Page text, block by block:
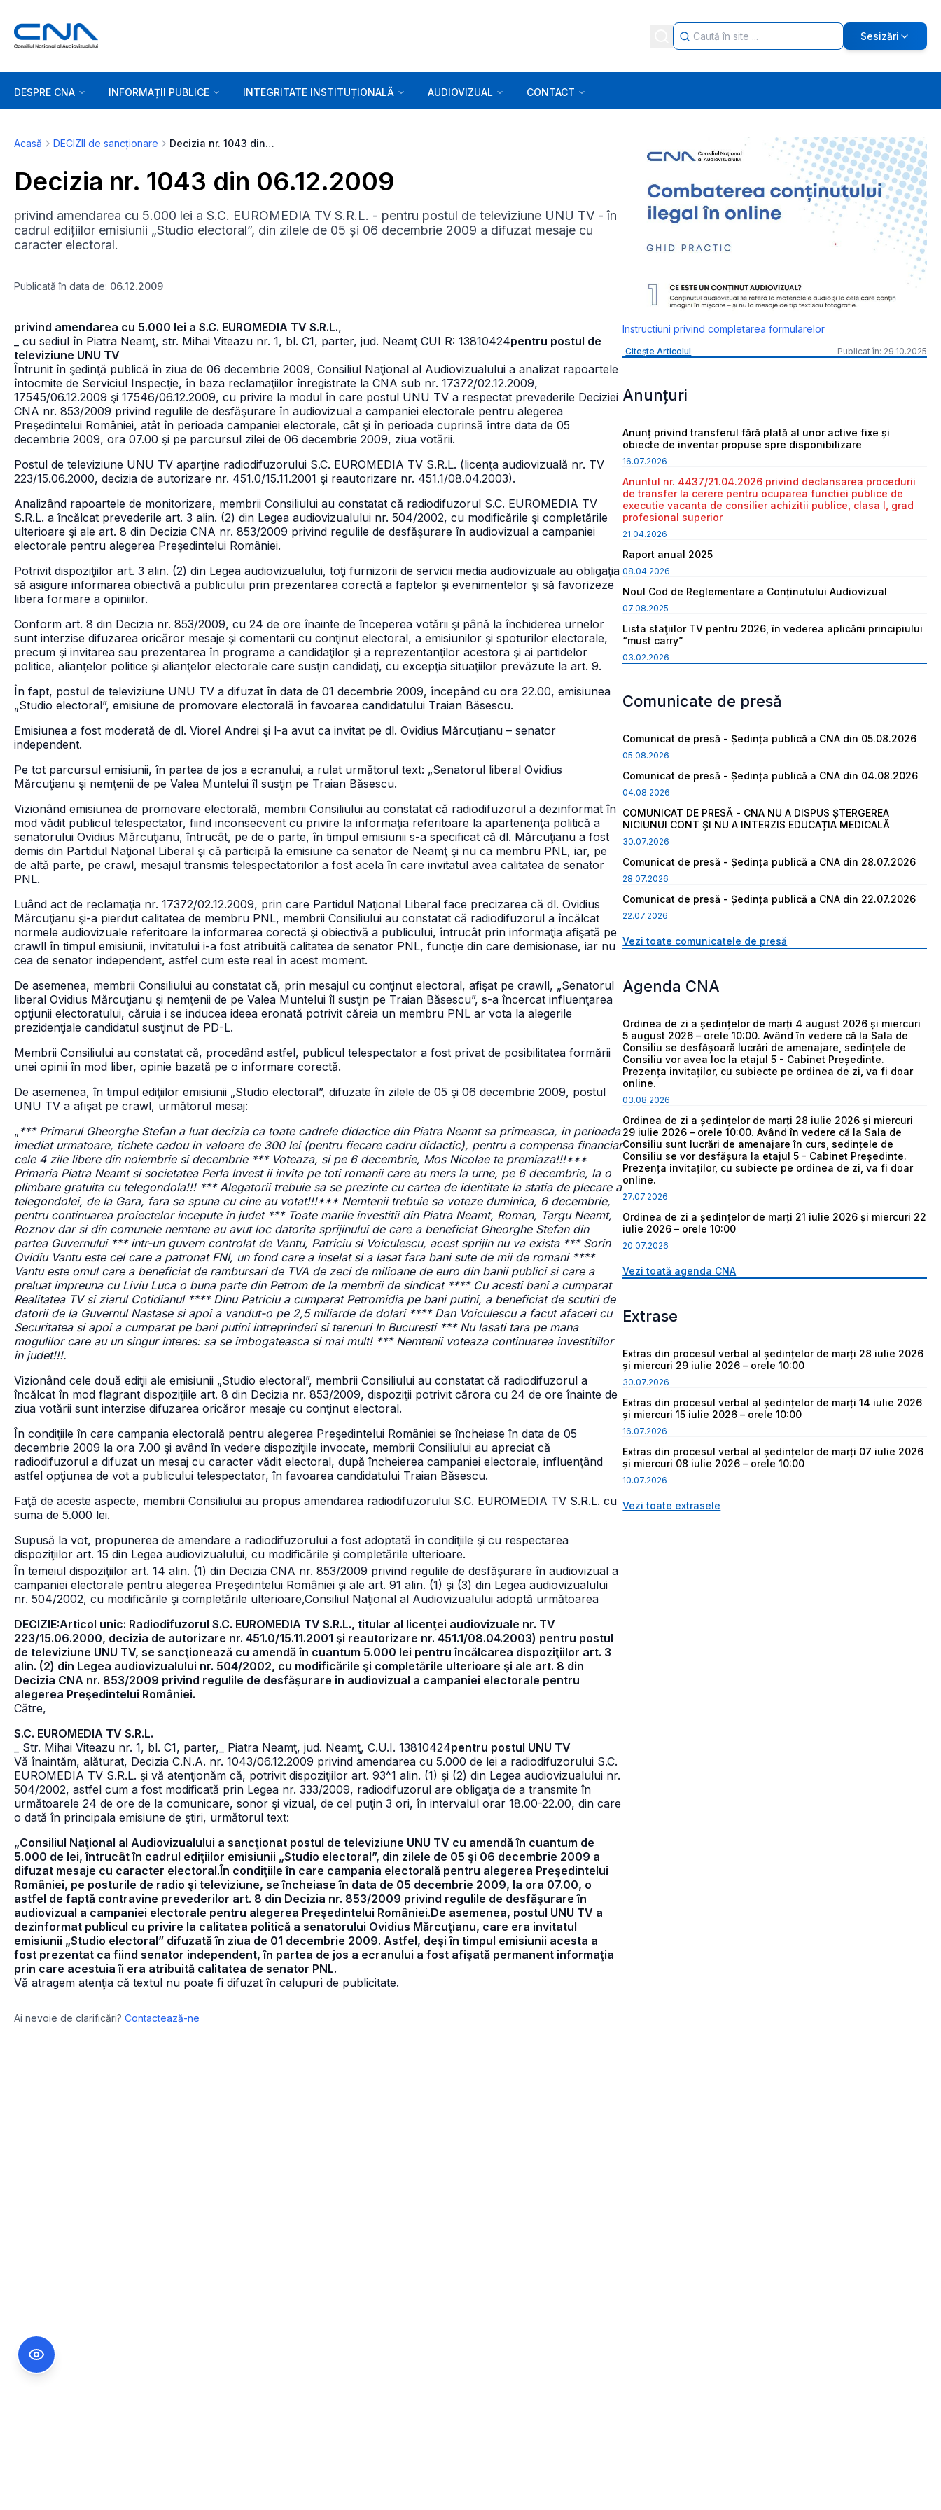
Sesizări
DESPRE CNA INFORMAȚII PUBLICE INTEGRITATE INSTITUȚIONALĂ AUDIOVIZUAL CONTACT
Acasă DECIZII de sancționare Decizia nr. 1043 din 06.12.2009
Decizia nr. 1043 din 06.12.2009
privind amendarea cu 5.000 lei a S.C. EUROMEDIA TV S.R.L. - pentru postul de televiziune UNU TV - în
cadrul edițiilor emisiunii „Studio electoral”, din zilele de 05 și 06 decembrie 2009 a difuzat mesaje cu
caracter electoral.
Publicată în data de: 06.12.2009
privind amendarea cu 5.000 lei a S.C. EUROMEDIA TV S.R.L.,
_ cu sediul în Piatra Neamţ, str. Mihai Viteazu nr. 1, bl. C1, parter, jud. Neamţ CUI R: 13810424pentru postul de
televiziune UNU TV
Întrunit în şedinţă publică în ziua de 06 decembrie 2009, Consiliul Naţional al Audiovizualului a analizat rapoartele
întocmite de Serviciul Inspecţie, în baza reclamaţiilor înregistrate la CNA sub nr. 17372/02.12.2009,
17545/06.12.2009 şi 17546/06.12.2009, cu privire la modul în care postul UNU TV a respectat prevederile Deciziei
CNA nr. 853/2009 privind regulile de desfăşurare în audiovizual a campaniei electorale pentru alegerea
Preşedintelui României, atât în perioada campaniei electorale, cât şi în perioada cuprinsă între data de 05
decembrie 2009, ora 07.00 şi pe parcursul zilei de 06 decembrie 2009, ziua votării.
Postul de televiziune UNU TV aparţine radiodifuzorului S.C. EUROMEDIA TV S.R.L. (licenţa audiovizuală nr. TV
223/15.06.2000, decizia de autorizare nr. 451.0/15.11.2001 şi reautorizare nr. 451.1/08.04.2003).
Analizând rapoartele de monitorizare, membrii Consiliului au constatat că radiodifuzorul S.C. EUROMEDIA TV
S.R.L. a încălcat prevederile art. 3 alin. (2) din Legea audiovizualului nr. 504/2002, cu modificările şi completările
ulterioare şi ale art. 8 din Decizia CNA nr. 853/2009 privind regulile de desfăşurare în audiovizual a campaniei
electorale pentru alegerea Preşedintelui României.
Potrivit dispoziţiilor art. 3 alin. (2) din Legea audiovizualului, toţi furnizorii de servicii media audiovizuale au obligaţia
să asigure informarea obiectivă a publicului prin prezentarea corectă a faptelor şi evenimentelor şi să favorizeze
libera formare a opiniilor.
Conform art. 8 din Decizia nr. 853/2009, cu 24 de ore înainte de începerea votării şi până la închiderea urnelor
sunt interzise difuzarea oricăror mesaje şi comentarii cu conţinut electoral, a emisiunilor şi spoturilor electorale,
precum şi invitarea sau prezentarea în programe a candidaţilor şi a reprezentanţilor acestora şi ai partidelor
politice, alianţelor politice şi alianţelor electorale care susţin candidaţi, cu excepţia situaţiilor prevăzute la art. 9.
În fapt, postul de televiziune UNU TV a difuzat în data de 01 decembrie 2009, începând cu ora 22.00, emisiunea
„Studio electoral”, emisiune de promovare electorală în favoarea candidatului Traian Băsescu.
Emisiunea a fost moderată de dl. Viorel Andrei şi l-a avut ca invitat pe dl. Ovidius Mărcuţianu – senator
independent.
Pe tot parcursul emisiunii, în partea de jos a ecranului, a rulat următorul text: „Senatorul liberal Ovidius
Mărcuţianu şi nemţenii de pe Valea Muntelui îl susţin pe Traian Băsescu.
Vizionând emisiunea de promovare electorală, membrii Consiliului au constatat că radiodifuzorul a dezinformat în
mod vădit publicul telespectator, fiind inconsecvent cu privire la informaţia referitoare la apartenenţa politică a
senatorului Ovidius Mărcuţianu, întrucât, pe de o parte, în timpul emisiunii s-a specificat că dl. Mărcuţianu a fost
demis din Partidul Naţional Liberal şi că participă la emisiune ca senator de Neamţ şi nu ca membru PNL, iar, pe
de altă parte, pe crawl, mesajul transmis telespectatorilor a fost acela în care invitatul avea calitatea de senator
PNL.
Luând act de reclamaţia nr. 17372/02.12.2009, prin care Partidul Naţional Liberal face precizarea că dl. Ovidius
Mărcuţianu şi-a pierdut calitatea de membru PNL, membrii Consiliului au constatat că radiodifuzorul a încălcat
normele audiovizuale referitoare la informarea corectă şi obiectivă a publicului, întrucât prin informaţia afişată pe
crawll în timpul emisiunii, invitatului i-a fost atribuită calitatea de senator PNL, funcţie din care demisionase, iar nu
cea de senator independent, astfel cum este real în acest moment.
De asemenea, membrii Consiliului au constatat că, prin mesajul cu conţinut electoral, afişat pe crawll, „Senatorul
liberal Ovidius Mărcuţianu şi nemţenii de pe Valea Muntelui îl susţin pe Traian Băsescu”, s-a încercat influenţarea
opţiunii electoratului, căruia i se inducea ideea eronată potrivit căreia un membru PNL ar vota la alegerile
prezidenţiale candidatul susţinut de PD-L.
Membrii Consiliului au constatat că, procedând astfel, publicul telespectator a fost privat de posibilitatea formării
unei opinii în mod liber, opinie bazată pe o informare corectă.
De asemenea, în timpul ediţiilor emisiunii „Studio electoral”, difuzate în zilele de 05 şi 06 decembrie 2009, postul
UNU TV a afişat pe crawl, următorul mesaj:
„ *** Primarul Gheorghe Stefan a luat decizia ca toate cadrele didactice din Piatra Neamt sa primeasca, in perioada
imediat urmatoare, tichete cadou in valoare de 300 lei (pentru fiecare cadru didactic), pentru a compensa financiar
cele 4 zile libere din noiembrie si decembrie *** Voteaza, si pe 6 decembrie, Mos Nicolae te premiaza!!!***
Primaria Piatra Neamt si societatea Perla Invest ii invita pe toti romanii care au mers la urne, pe 6 decembrie, la o
plimbare gratuita cu telegondola!!! *** Alegatorii trebuie sa se prezinte cu cartea de identitate la statia de plecare a
telegondolei, de la Gara, fara sa spuna cu cine au votat!!!*** Nemtenii trebuie sa voteze duminica, 6 decembrie,
pentru continuarea proiectelor incepute in judet *** Toate marile investitii din Piatra Neamt, Roman, Targu Neamt,
Roznov dar si din comunele nemtene au avut loc datorita sprijinului de care a beneficiat Gheorghe Stefan din
partea Guvernului *** intr-un guvern controlat de Vantu, Patriciu si Voiculescu, acest sprijin nu va exista *** Sorin
Ovidiu Vantu este cel care a patronat FNI, un fond care a inselat si a lasat fara bani sute de mii de romani ****
Vantu este omul care a beneficiat de rambursari de TVA de zeci de milioane de euro din banii publici si care a
preluat impreuna cu Liviu Luca o buna parte din Petrom de la membrii de sindicat **** Cu acesti bani a cumparat
Realitatea TV si ziarul Cotidianul **** Dinu Patriciu a cumparat Petromidia pe bani putini, a beneficiat de scutiri de
datorii de la Guvernul Nastase si apoi a vandut-o pe 2,5 miliarde de dolari **** Dan Voiculescu a facut afaceri cu
Securitatea si apoi a cumparat pe bani putini intreprinderi si terenuri In Bucuresti *** Nu lasati tara pe mana
mogulilor care au un singur interes: sa se imbogateasca si mai mult! *** Nemtenii voteaza continuarea investitiilor
în judet!!!.
Vizionând cele două ediţii ale emisiunii „Studio electoral”, membrii Consiliului au constatat că radiodifuzorul a
încălcat în mod flagrant dispoziţiile art. 8 din Decizia nr. 853/2009, dispoziţii potrivit cărora cu 24 de ore înainte de
ziua votării sunt interzise difuzarea oricăror mesaje cu conţinut electoral.
În condiţiile în care campania electorală pentru alegerea Preşedintelui României se încheiase în data de 05
decembrie 2009 la ora 7.00 şi având în vedere dispoziţiile invocate, membrii Consiliului au apreciat că
radiodifuzorul a difuzat un mesaj cu caracter vădit electoral, după încheierea campaniei electorale, influenţând
astfel opţiunea de vot a publicului telespectator, în favoarea candidatului Traian Băsescu.
Faţă de aceste aspecte, membrii Consiliului au propus amendarea radiodifuzorului S.C. EUROMEDIA TV S.R.L. cu
suma de 5.000 lei.
Supusă la vot, propunerea de amendare a radiodifuzorului a fost adoptată în condiţiile şi cu respectarea
dispoziţiilor art. 15 din Legea audiovizualului, cu modificările şi completările ulterioare.
În temeiul dispoziţiilor art. 14 alin. (1) din Decizia CNA nr. 853/2009 privind regulile de desfăşurare în audiovizual a
campaniei electorale pentru alegerea Preşedintelui României şi ale art. 91 alin. (1) şi (3) din Legea audiovizualului
nr. 504/2002, cu modificările şi completările ulterioare,Consiliul Naţional al Audiovizualului adoptă următoarea
DECIZIE:Articol unic: Radiodifuzorul S.C. EUROMEDIA TV S.R.L., titular al licenţei audiovizuale nr. TV
223/15.06.2000, decizia de autorizare nr. 451.0/15.11.2001 şi reautorizare nr. 451.1/08.04.2003) pentru postul
de televiziune UNU TV, se sancţionează cu amendă în cuantum 5.000 lei pentru încălcarea dispoziţiilor art. 3
alin. (2) din Legea audiovizualului nr. 504/2002, cu modificările şi completările ulterioare şi ale art. 8 din
Decizia CNA nr. 853/2009 privind regulile de desfăşurare în audiovizual a campaniei electorale pentru
alegerea Preşedintelui României.
Către,
S.C. EUROMEDIA TV S.R.L.
_ Str. Mihai Viteazu nr. 1, bl. C1, parter, _ Piatra Neamţ, jud. Neamţ, C.U.I. 13810424pentru postul UNU TV
Vă înaintăm, alăturat, Decizia C.N.A. nr. 1043/06.12.2009 privind amendarea cu 5.000 de lei a radiodifuzorului S.C.
EUROMEDIA TV S.R.L. şi vă atenţionăm că, potrivit dispoziţiilor art. 93^1 alin. (1) şi (2) din Legea audiovizualului nr.
504/2002, astfel cum a fost modificată prin Legea nr. 333/2009, radiodifuzorul are obligaţia de a transmite în
următoarele 24 de ore de la comunicare, sonor şi vizual, de cel puţin 3 ori, în intervalul orar 18.00-22.00, din care
o dată în principala emisiune de ştiri, următorul text:
„Consiliul Naţional al Audiovizualului a sancţionat postul de televiziune UNU TV cu amendă în cuantum de
5.000 de lei, întrucât în cadrul ediţiilor emisiunii „Studio electoral”, din zilele de 05 şi 06 decembrie 2009 a
difuzat mesaje cu caracter electoral.În condiţiile în care campania electorală pentru alegerea Preşedintelui
României, pe posturile de radio şi televiziune, se încheiase în data de 05 decembrie 2009, la ora 07.00, o
astfel de faptă contravine prevederilor art. 8 din Decizia nr. 853/2009 privind regulile de desfăşurare în
audiovizual a campaniei electorale pentru alegerea Preşedintelui României.De asemenea, postul UNU TV a
dezinformat publicul cu privire la calitatea politică a senatorului Ovidius Mărcuţianu, care era invitatul
emisiunii „Studio electoral” difuzată în ziua de 01 decembrie 2009. Astfel, deşi în timpul emisiunii acesta a
fost prezentat ca fiind senator independent, în partea de jos a ecranului a fost afişată permanent informaţia
prin care acestuia îi era atribuită calitatea de senator PNL.
Vă atragem atenţia că textul nu poate fi difuzat în calupuri de publicitate.
Ai nevoie de clarificări? Contactează-ne
Instructiuni privind completarea formularelor
Citește Articolul Publicat în: 29.10.2025
Anunțuri
Anunț privind transferul fără plată al unor active fixe și
obiecte de inventar propuse spre disponibilizare
16.07.2026
Anuntul nr. 4437/21.04.2026 privind declansarea procedurii
de transfer la cerere pentru ocuparea functiei publice de
executie vacanta de consilier achizitii publice, clasa I, grad
profesional superior
21.04.2026
Raport anual 2025
08.04.2026
Noul Cod de Reglementare a Conținutului Audiovizual
07.08.2025
Lista staţiilor TV pentru 2026, în vederea aplicării principiului
“must carry”
03.02.2026
Comunicate de presă
Comunicat de presă - Ședința publică a CNA din 05.08.2026
05.08.2026
Comunicat de presă - Ședința publică a CNA din 04.08.2026
04.08.2026
COMUNICAT DE PRESĂ - CNA NU A DISPUS ȘTERGEREA
NICIUNUI CONT ȘI NU A INTERZIS EDUCAȚIA MEDICALĂ
30.07.2026
Comunicat de presă - Ședința publică a CNA din 28.07.2026
28.07.2026
Comunicat de presă - Ședința publică a CNA din 22.07.2026
22.07.2026
Vezi toate comunicatele de presă
Agenda CNA
Ordinea de zi a ședințelor de marți 4 august 2026 și miercuri
5 august 2026 – orele 10:00. Având în vedere că la Sala de
Consiliu se desfășoară lucrări de amenajare, sedințele de
Consiliu vor avea loc la etajul 5 - Cabinet Președinte.
Prezența invitaților, cu subiecte pe ordinea de zi, va fi doar
online.
03.08.2026
Ordinea de zi a ședințelor de marți 28 iulie 2026 și miercuri
29 iulie 2026 – orele 10:00. Având în vedere că la Sala de
Consiliu sunt lucrări de amenajare în curs, sedințele de
Consiliu se vor desfășura la etajul 5 - Cabinet Președinte.
Prezența invitaților, cu subiecte pe ordinea de zi, va fi doar
online.
27.07.2026
Ordinea de zi a ședințelor de marți 21 iulie 2026 și miercuri 22
iulie 2026 – orele 10:00
20.07.2026
Vezi toată agenda CNA
Extrase
Extras din procesul verbal al ședințelor de marți 28 iulie 2026
și miercuri 29 iulie 2026 – orele 10:00
30.07.2026
Extras din procesul verbal al ședințelor de marți 14 iulie 2026
și miercuri 15 iulie 2026 – orele 10:00
16.07.2026
Extras din procesul verbal al ședințelor de marți 07 iulie 2026
și miercuri 08 iulie 2026 – orele 10:00
10.07.2026
Vezi toate extrasele